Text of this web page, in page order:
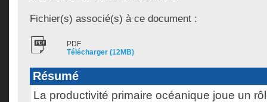
Fichier(s) associé(s) à ce document :
PDF
Télécharger (12MB)
Résumé
La productivité primaire océanique joue un